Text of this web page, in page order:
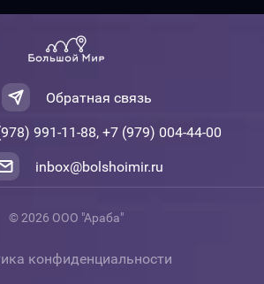
Обратная связь
991-11-88, +7 (979) 004-44-00
inbox@bolshoimir.ru
© 2026 ООО "Араба"
конфиденциальности